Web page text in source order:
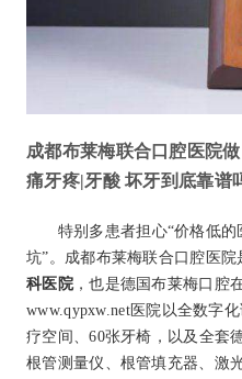
成都布莱梅联合口腔医院
痛牙疼|牙酸 坏牙到底靠谱
特别多患者担心“价格低
坑”。成都布莱梅联合口腔医院
科医院，也是德国布莱梅口腔
www.qypxw.net医院以全数字
疗空间、60张牙椅，以及全套
根管测量仪、根管填充器、激